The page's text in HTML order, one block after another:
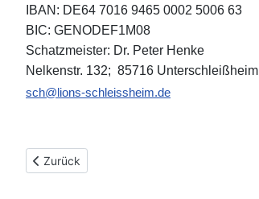
IBAN: DE64 7016 9465 0002 5006 63
BIC: GENODEF1M08
Schatzmeister: Dr. Peter Henke
Nelkenstr. 132; 85716 Unterschleißheim
sch@lions-schleissheim.de
Vorheriger Beitrag: Vorstand
Zurück